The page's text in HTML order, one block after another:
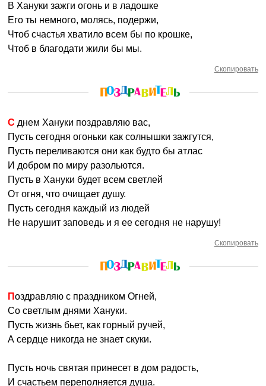
В Хануки зажги огонь и в ладошке
Его ты немного, молясь, подержи,
Чтоб счастья хватило всем бы по крошке,
Чтоб в благодати жили бы мы.
Скопировать
С днем Хануки поздравляю вас,
Пусть сегодня огоньки как солнышки зажгутся,
Пусть переливаются они как будто бы атлас
И добром по миру разольются.
Пусть в Хануки будет всем светлей
От огня, что очищает душу.
Пусть сегодня каждый из людей
Не нарушит заповедь и я ее сегодня не нарушу!
Скопировать
Поздравляю с праздником Огней,
Со светлым днями Хануки.
Пусть жизнь бьет, как горный ручей,
А сердце никогда не знает скуки.
Пусть ночь святая принесет в дом радость,
И счастьем переполняется душа.